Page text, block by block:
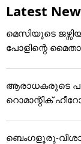
Latest
മെസിയുടെ
പോളിന്റെ
ആരാധകരുടെ
റൊമാന്റിക്
ബെംഗളൂരു-